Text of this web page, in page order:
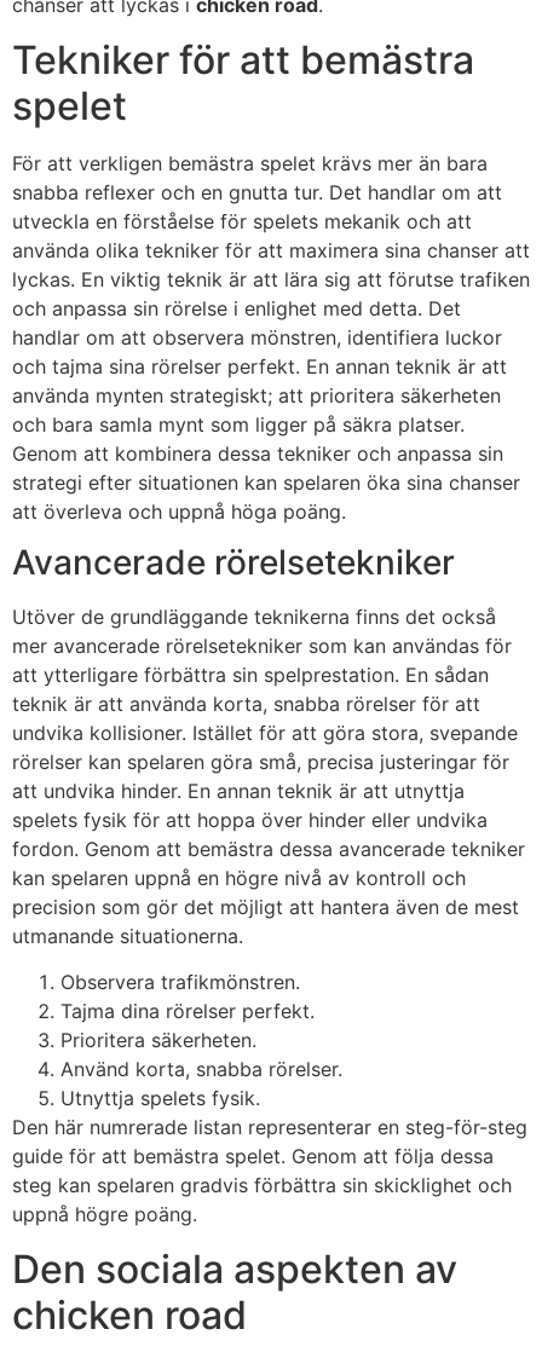
chanser att lyckas i chicken road .
Tekniker för att bemästra
spelet
För att verkligen bemästra spelet krävs mer än bara
snabba reflexer och en gnutta tur. Det handlar om att
utveckla en förståelse för spelets mekanik och att
använda olika tekniker för att maximera sina chanser att
lyckas. En viktig teknik är att lära sig att förutse trafiken
och anpassa sin rörelse i enlighet med detta. Det
handlar om att observera mönstren, identifiera luckor
och tajma sina rörelser perfekt. En annan teknik är att
använda mynten strategiskt; att prioritera säkerheten
och bara samla mynt som ligger på säkra platser.
Genom att kombinera dessa tekniker och anpassa sin
strategi efter situationen kan spelaren öka sina chanser
att överleva och uppnå höga poäng.
Avancerade rörelsetekniker
Utöver de grundläggande teknikerna finns det också
mer avancerade rörelsetekniker som kan användas för
att ytterligare förbättra sin spelprestation. En sådan
teknik är att använda korta, snabba rörelser för att
undvika kollisioner. Istället för att göra stora, svepande
rörelser kan spelaren göra små, precisa justeringar för
att undvika hinder. En annan teknik är att utnyttja
spelets fysik för att hoppa över hinder eller undvika
fordon. Genom att bemästra dessa avancerade tekniker
kan spelaren uppnå en högre nivå av kontroll och
precision som gör det möjligt att hantera även de mest
utmanande situationerna.
Observera trafikmönstren.
Tajma dina rörelser perfekt.
Prioritera säkerheten.
Använd korta, snabba rörelser.
Utnyttja spelets fysik.
Den här numrerade listan representerar en steg-för-steg
guide för att bemästra spelet. Genom att följa dessa
steg kan spelaren gradvis förbättra sin skicklighet och
uppnå högre poäng.
Den sociala aspekten av
chicken road